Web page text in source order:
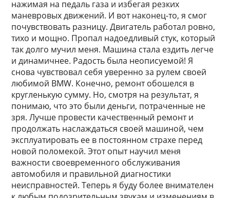
нажимая на педаль газа и избегая резких
маневровых движений. И вот наконец-то, я смог
почувствовать разницу. Двигатель работал ровно,
тихо и мощно. Пропал надоедливый стук, который
так долго мучил меня. Машина стала ездить легче
и динамичнее. Радость была неописуемой! Я
снова чувствовал себя уверенно за рулем своей
любимой BMW. Конечно, ремонт обошелся в
кругленькую сумму. Но, смотря на результат, я
понимаю, что это были деньги, потраченные не
зря. Лучше провести качественный ремонт и
продолжать наслаждаться своей машиной, чем
эксплуатировать ее в постоянном страхе перед
новой поломекой. Этот опыт научил меня
важности своевременного обслуживания
автомобиля и правильной диагностики
неисправностей. Теперь я буду более внимателен